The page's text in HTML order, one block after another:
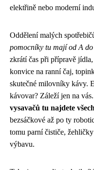
elektřině nebo moderní
Oddělení malých
pomocníky tu mají od A
zkrátí čas při přípravě
konvice na ranní čaj,
skutečné milovníky kávy.
kávovar? Záleží jen na
vysavačů tu najdete
bezsáčkové až po ty
tomu parní čističe,
výbavu.